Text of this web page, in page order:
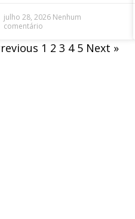
julho 28, 2026 Nenhum
comentário
1 2 3 4 5 Next »